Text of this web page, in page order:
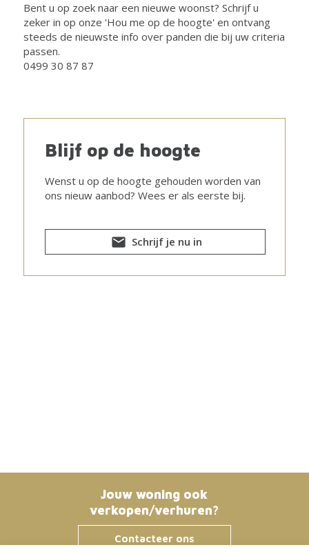
Bent u op zoek naar een nieuwe woonst? Schrijf u
zeker in op onze 'Hou me op de hoogte' en ontvang
steeds de nieuwste info over panden die bij uw criteria
passen.
0499 30 87 87
Blijf op de hoogte
Wenst u op de hoogte gehouden worden van
ons nieuw aanbod? Wees er als eerste bij.
Schrijf je nu in
Jouw woning ook
verkopen/verhuren?
Contacteer ons